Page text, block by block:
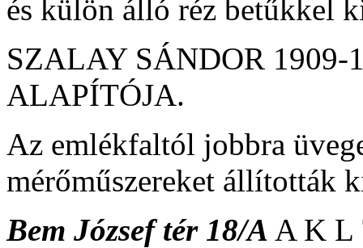
és külön álló réz betűkkel
SZALAY SÁNDOR
ALAPÍTÓJA.
Az emlékfaltól jobbra
mérőműszereket állították
Bem József tér 18/A A K